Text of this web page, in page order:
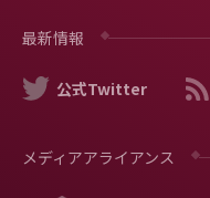
最新情報
公式Twitter
メディアアライアンス